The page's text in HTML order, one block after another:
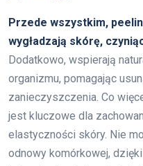
Przede wszystkim,
wygładzają skórę,
Dodatkowo, wspierają
organizmu, pomagając
zanieczyszczenia. Co
jest kluczowe dla
elastyczności skóry. Nie
odnowy komórkowej,